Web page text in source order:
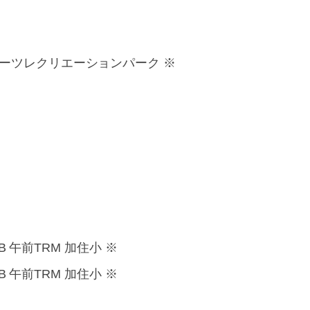
ツレクリエーションパーク ※
午前TRM 加住小 ※
午前TRM 加住小 ※